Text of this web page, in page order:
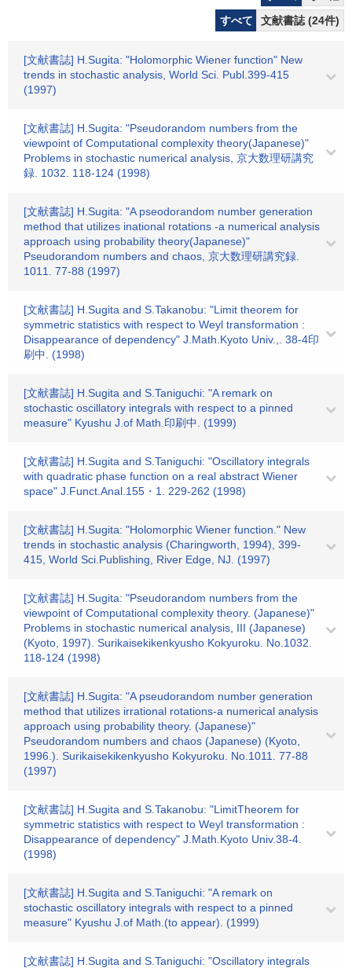
すべて
文献書誌 (24件)
[文献書誌] H.Sugita: "Holomorphic Wiener function" New
trends in stochastic analysis, World Sci. Publ.399-415
(1997)
[文献書誌] H.Sugita: "Pseudorandom numbers from the
viewpoint of Computational complexity theory(Japanese)"
Problems in stochastic numerical analysis, 京大数理研講究
録. 1032. 118-124 (1998)
[文献書誌] H.Sugita: "A pseodorandom number generation
method that utilizes inational rotations -a numerical analysis
approach using probability theory(Japanese)"
Pseudorandom numbers and chaos, 京大数理研講究録.
1011. 77-88 (1997)
[文献書誌] H.Sugita and S.Takanobu: "Limit theorem for
symmetric statistics with respect to Weyl transformation :
Disappearance of dependency" J.Math.Kyoto Univ.,. 38-4印
刷中. (1998)
[文献書誌] H.Sugita and S.Taniguchi: "A remark on
stochastic oscillatory integrals with respect to a pinned
measure" Kyushu J.of Math.印刷中. (1999)
[文献書誌] H.Sugita and S.Taniguchi: "Oscillatory integrals
with quadratic phase function on a real abstract Wiener
space" J.Funct.Anal.155・1. 229-262 (1998)
[文献書誌] H.Sugita: "Holomorphic Wiener function." New
trends in stochastic analysis (Charingworth, 1994), 399-
415, World Sci.Publishing, River Edge, NJ. (1997)
[文献書誌] H.Sugita: "Pseudorandom numbers from the
viewpoint of Computational complexity theory. (Japanese)"
Problems in stochastic numerical analysis, III (Japanese)
(Kyoto, 1997). Surikaisekikenkyusho Kokyuroku. No.1032.
118-124 (1998)
[文献書誌] H.Sugita: "A pseudorandom number generation
method that utilizes irrational rotations-a numerical analysis
approach using probability theory. (Japanese)"
Pseudorandom numbers and chaos (Japanese) (Kyoto,
1996.). Surikaisekikenkyusho Kokyuroku. No.1011. 77-88
(1997)
[文献書誌] H.Sugita and S.Takanobu: "LimitTheorem for
symmetric statistics with respect to Weyl transformation :
Disappearance of dependency" J.Math.Kyoto Univ.38-4.
(1998)
[文献書誌] H.Sugita and S.Taniguchi: "A remark on
stochastic oscillatory integrals with respect to a pinned
measure" Kyushu J.of Math.(to appear). (1999)
[文献書誌] H.Sugita and S.Taniguchi: "Oscillatory integrals